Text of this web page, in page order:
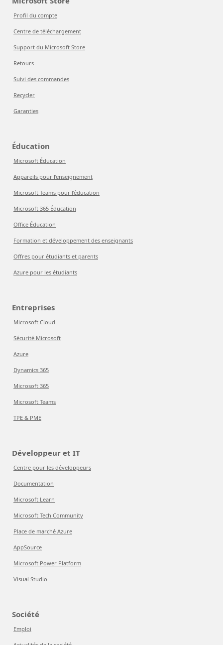
Profil du compte
Centre de téléchargement
Support du Microsoft Store
Retours
Suivi des commandes
Recycler
Garanties
Éducation
Microsoft Éducation
Appareils pour l’enseignement
Microsoft Teams pour l’éducation
Microsoft 365 Éducation
Office Éducation
Formation et développement des enseignants
Offres pour étudiants et parents
Azure pour les étudiants
Entreprises
Microsoft Cloud
Sécurité Microsoft
Azure
Dynamics 365
Microsoft 365
Microsoft Teams
TPE & PME
Développeur et IT
Centre pour les développeurs
Documentation
Microsoft Learn
Microsoft Tech Community
Place de marché Azure
AppSource
Microsoft Power Platform
Visual Studio
Société
Emploi